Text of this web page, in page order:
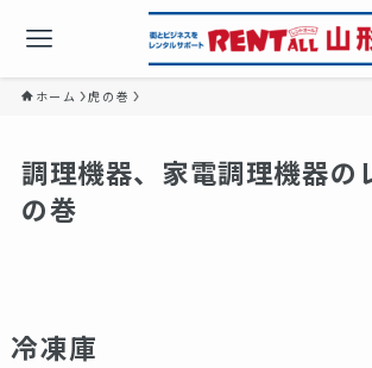
ホーム 虎の巻
調理機器、家電調理機器の
の巻
冷凍庫